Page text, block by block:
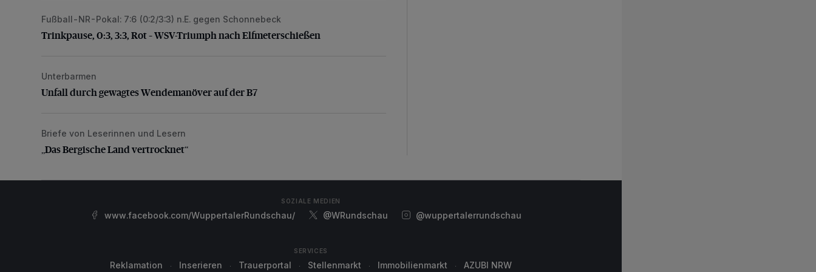
Trinkpause, 0:3, 3:3, Rot – WSV-Triumph nach Elfmeterschießen
Fußball-NR-Pokal: 7:6 (0:2/3:3) n.E. gegen Schonnebeck
Trinkpause, 0:3, 3:3, Rot – WSV-Triumph nach Elfmeterschießen
Unfall durch gewagtes Wendemanöver auf der B7
Unterbarmen
Unfall durch gewagtes Wendemanöver auf der B7
„Das Bergische Land vertrocknet“
Briefe von Leserinnen und Lesern
„Das Bergische Land vertrocknet“
SOZIALE MEDIEN
www.facebook.com/WuppertalerRundschau/ @WRundschau @wuppertalerrundschau
SERVICES
Reklamation Inserieren Trauerportal Stellenmarkt Immobilienmarkt AZUBI NRW